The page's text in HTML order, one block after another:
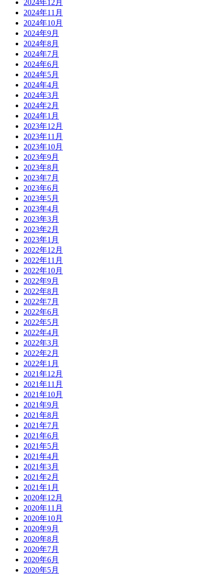
2024年12月
2024年11月
2024年10月
2024年9月
2024年8月
2024年7月
2024年6月
2024年5月
2024年4月
2024年3月
2024年2月
2024年1月
2023年12月
2023年11月
2023年10月
2023年9月
2023年8月
2023年7月
2023年6月
2023年5月
2023年4月
2023年3月
2023年2月
2023年1月
2022年12月
2022年11月
2022年10月
2022年9月
2022年8月
2022年7月
2022年6月
2022年5月
2022年4月
2022年3月
2022年2月
2022年1月
2021年12月
2021年11月
2021年10月
2021年9月
2021年8月
2021年7月
2021年6月
2021年5月
2021年4月
2021年3月
2021年2月
2021年1月
2020年12月
2020年11月
2020年10月
2020年9月
2020年8月
2020年7月
2020年6月
2020年5月